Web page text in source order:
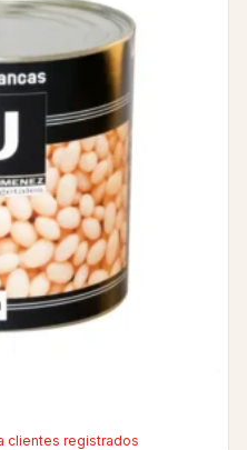
clientes registrados